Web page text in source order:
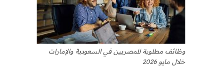
وظائف مطلوبة للمصريين في السعودية والإمارات
خلال مايو 2026